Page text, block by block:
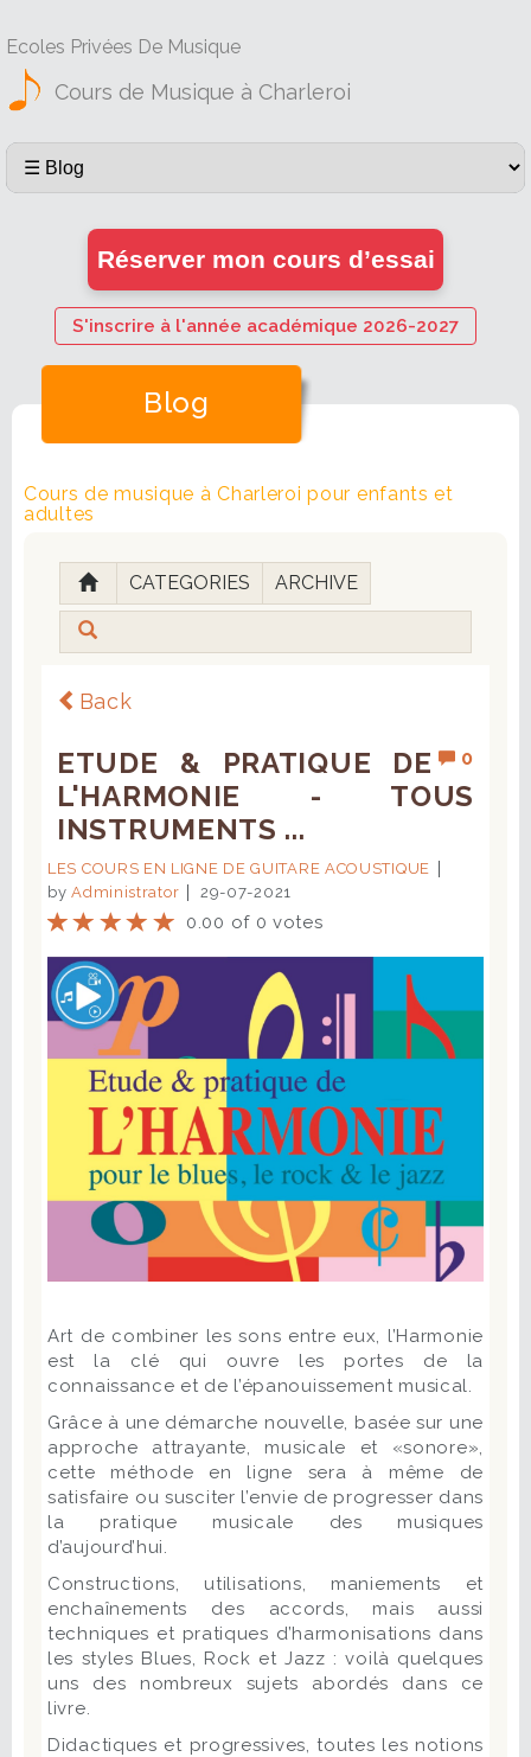
Ecoles Privées De Musique
Cours de Musique à Charleroi
Réserver mon cours d’essai
S'inscrire à l'année académique 2026-2027
Blog
Cours de musique à Charleroi pour enfants et
adultes
CATEGORIES ARCHIVE
Back
0
ETUDE & PRATIQUE DE
L'HARMONIE - TOUS
INSTRUMENTS ...
LES COURS EN LIGNE DE GUITARE ACOUSTIQUE
byAdministrator 29-07-2021
0.00 of 0 votes
Art de combiner les sons entre eux, l’Harmonie
est la clé qui ouvre les portes de la
connaissance et de l’épanouissement musical.
Grâce à une démarche nouvelle, basée sur une
approche attrayante, musicale et «sonore»,
cette méthode en ligne sera à même de
satisfaire ou susciter l’envie de progresser dans
la pratique musicale des musiques
d’aujourd’hui.
Constructions, utilisations, maniements et
enchaînements des accords, mais aussi
techniques et pratiques d’harmonisations dans
les styles Blues, Rock et Jazz : voilà quelques
uns des nombreux sujets abordés dans ce
livre.
Didactiques et progressives, toutes les notions